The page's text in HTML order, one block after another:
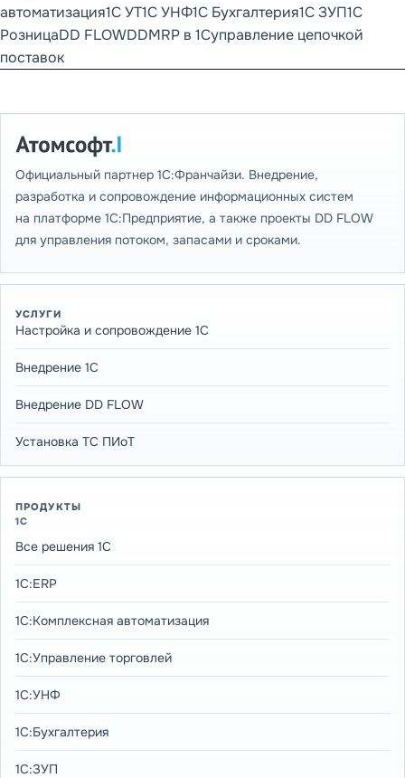
автоматизация1С УТ1С УНФ1С Бухгалтерия1С ЗУП1С
РозницаDD FLOWDDMRP в 1Суправление цепочкой
поставок
Официальный партнер 1С:Франчайзи. Внедрение,
разработка и сопровождение информационных систем
на платформе 1С:Предприятие, а также проекты DD FLOW
для управления потоком, запасами и сроками.
УСЛУГИ
Настройка и сопровождение 1С
Внедрение 1С
Внедрение DD FLOW
Установка ТС ПИоТ
ПРОДУКТЫ
1С
Все решения 1С
1С:ERP
1С:Комплексная автоматизация
1С:Управление торговлей
1С:УНФ
1С:Бухгалтерия
1С:ЗУП